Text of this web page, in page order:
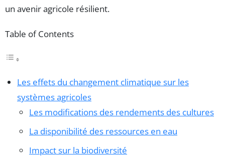
un avenir agricole résilient.
Table of Contents
Les effets du changement climatique sur les
systèmes agricoles
Les modifications des rendements des cultures
La disponibilité des ressources en eau
Impact sur la biodiversité